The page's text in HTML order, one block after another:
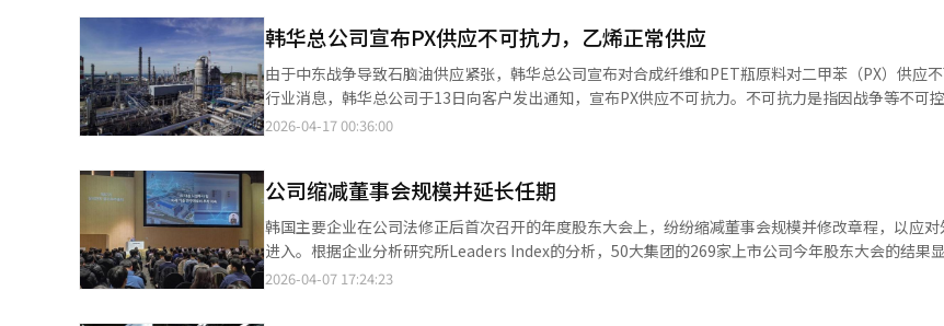
域，公司将扩大功能性复合材料业务。乐天工程塑料将在今年下半年全面启动年产50万吨的国内最大
并加强客户定制材料供应。精细化学领域，公司将扩大高附加值食品和医药材料的生产能力，并逐
TMAH为中心的半导体化学品业务。电池材料方面，公司将优化以AI电路板和高端电池板为中心的投
务也将大力扩展。合资公司乐天SK能源路特已启动蔚山氢能电厂1号的商业运营，并计划在今年年底
达到总80MW的发电能力。此外，公司计划以大山氢能出货中心为基础，抢占国内氢能市场。氨业务
同时扩大增长业务，以确保稳定性和成长性。”※ 本报道经人工智能（AI）系统翻译与编辑。
韩华总公司宣布PX供应不可抗力，乙烯正常供应
由于中东战争导致石脑油供应紧张，韩华总公司宣布对合成纤维和PET瓶原料对二甲苯（PX）供应
行业消息，韩华总公司于13日向客户发出通知，宣布PX供应不可抗力。不可抗力是指因战争等不可
履行合同责任的免责措施。此前，乐天化学、LG化学等企业已预告部分产品供应不可抗力，韩华总公
恢复正常。”由于PX在国内供应比例较低，预计对内需市场影响有限。公司强调，生产乙烯和丙烯的
（NCC）将继续正常运转。公司计划通过增加NCC工厂的LPG投入比例，确保国内市场石化产品供
内供应量。韩华总公司表示：“尽管原料供应困难，我们将尽最大努力确保国内市场的正常供应，避
便。”
2026-04-17 00:36:00
公司缩减董事会规模并延长任期
韩国主要企业在公司法修正后首次召开的年度股东大会上，纷纷缩减董事会规模并修改章程，以应
进入。根据企业分析研究所Leaders Index的分析，50大集团的269家上市公司今年股东大会的结果
为1733人，比去年减少了47人（2.6%）。其中，内部董事从843人减少到807人，降幅为4.3%。外
2026-04-07 17:24:23